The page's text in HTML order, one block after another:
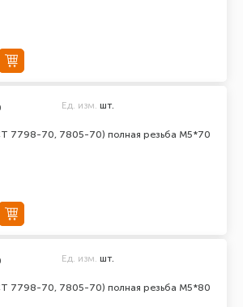
7798-70, 7805-70) полная резьба М5*70
Ед. изм. шт.
7798-70, 7805-70) полная резьба М5*80
Ед. изм. шт.